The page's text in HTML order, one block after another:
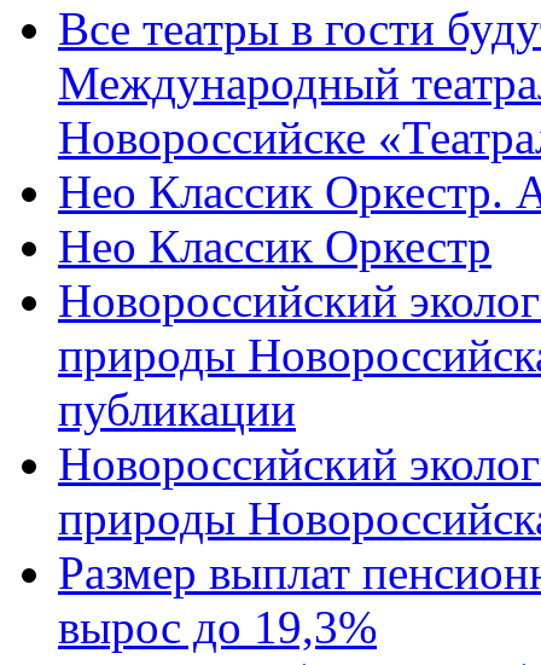
Все театры в гости
Международный
Новороссийске
Нео Классик Оркестр.
Нео Классик Оркестр
Новороссийский
природы
публикации
Новороссийский
природы
Размер выплат
вырос до 19,3%